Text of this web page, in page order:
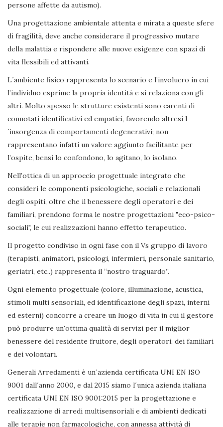
persone affette da autismo).
Una progettazione ambientale attenta e mirata a queste sfere
di fragilità, deve anche considerare il progressivo mutare
della malattia e rispondere alle nuove esigenze con spazi di
vita flessibili ed attivanti.
L´ambiente fisico rappresenta lo scenario e l’involucro in cui
l’individuo esprime la propria identità e si relaziona con gli
altri. Molto spesso le strutture esistenti sono carenti di
connotati identificativi ed empatici, favorendo altresì l
´insorgenza di comportamenti degenerativi; non
rappresentano infatti un valore aggiunto facilitante per
l’ospite, bensì lo confondono, lo agitano, lo isolano.
Nell’ottica di un approccio progettuale integrato che
consideri le componenti psicologiche, sociali e relazionali
degli ospiti, oltre che il benessere degli operatori e dei
familiari, prendono forma le nostre progettazioni "eco-psico-
sociali", le cui realizzazioni hanno effetto terapeutico.
Il progetto condiviso in ogni fase con il Vs gruppo di lavoro
(terapisti, animatori, psicologi, infermieri, personale sanitario,
geriatri, etc..) rappresenta il “nostro traguardo”.
Ogni elemento progettuale (colore, illuminazione, acustica,
stimoli multi sensoriali, ed identificazione degli spazi, interni
ed esterni) concorre a creare un luogo di vita in cui il gestore
può produrre un'ottima qualità di servizi per il miglior
benessere del residente fruitore, degli operatori, dei familiari
e dei volontari.
Generali Arredamenti è un´azienda certificata UNI EN ISO
9001 dall´anno 2000, e dal 2015 siamo l´unica azienda italiana
certificata UNI EN ISO 9001:2015 per la progettazione e
realizzazione di arredi multisensoriali e di ambienti dedicati
alle terapie non farmacologiche, con annessa attività di